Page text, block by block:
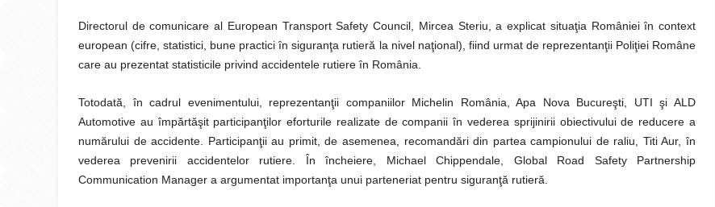
Directorul de comunicare al European Transport Safety Council, Mircea Steriu, a explicat situaţia României în context
european (cifre, statistici, bune practici în siguranţa rutieră la nivel naţional), fiind urmat de reprezentanţii Poliţiei Române
care au prezentat statisticile privind accidentele rutiere în România.
Totodată, în cadrul evenimentului, reprezentanţii companiilor Michelin România, Apa Nova Bucureşti, UTI şi ALD
Automotive au împărtăşit participanţilor eforturile realizate de companii în vederea sprijinirii obiectivului de reducere a
numărului de accidente. Participanţii au primit, de asemenea, recomandări din partea campionului de raliu, Titi Aur, în
vederea prevenirii accidentelor rutiere. În încheiere, Michael Chippendale, Global Road Safety Partnership
Communication Manager a argumentat importanţa unui parteneriat pentru siguranţă rutieră.